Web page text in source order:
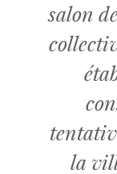
salon
la